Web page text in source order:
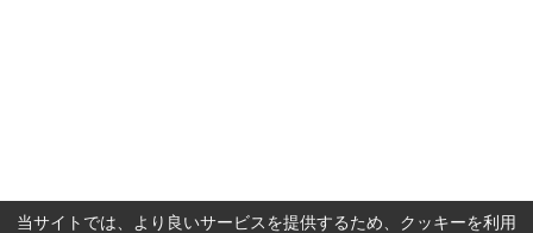
当サイトでは、より良いサービスを提供するため、クッキーを利用